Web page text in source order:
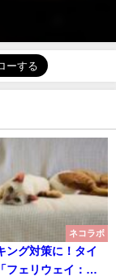
ネコラボ
ング対策に！タイ
フェリウェイ：